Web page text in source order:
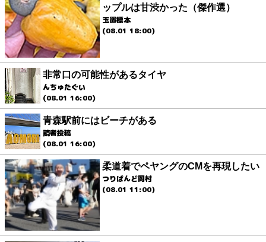
ップルは甘渋かった（傑作選）
玉置標本
(08.01 18:00)
非常口の可能性があるタイヤ
んちゅたぐい
(08.01 16:00)
青森駅前にはビーチがある
読者投稿
(08.01 16:00)
柔道着でペヤングのCMを再現したい
つりばんど岡村
(08.01 11:00)